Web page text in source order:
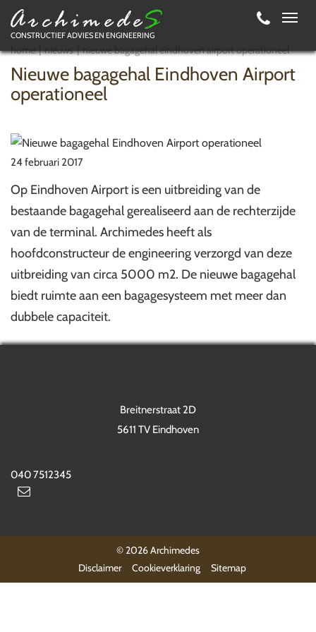
CONSTRUCTIEF ADVIES EN ENGINEERING
home nieuws nieuwe bagagehal eindhoven airport operationeel
Nieuwe bagagehal Eindhoven Airport
operationeel
24 februari 2017
Op Eindhoven Airport is een uitbreiding van de
bestaande bagagehal gerealiseerd aan de rechterzijde
van de terminal. Archimedes heeft als
hoofdconstructeur de engineering verzorgd van deze
uitbreiding van circa 5000 m2. De nieuwe bagagehal
biedt ruimte aan een bagagesysteem met meer dan
dubbele capaciteit.
Breitnerstraat 2D
5611 TV Eindhoven
040 7512345
© 2026 Archimedes
Disclaimer
Cookieverklaring Sitemap